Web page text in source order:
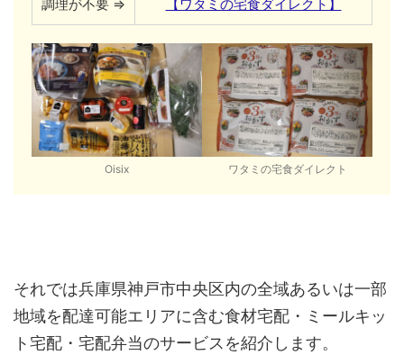
調理が不要 ⇒ 【ワタミの宅食ダイレクト】
Oisix ワタミの宅食ダイレクト
それでは兵庫県神戸市中央区内の全域あるいは一部
地域を配達可能エリアに含む食材宅配・ミールキッ
ト宅配・宅配弁当のサービスを紹介します。